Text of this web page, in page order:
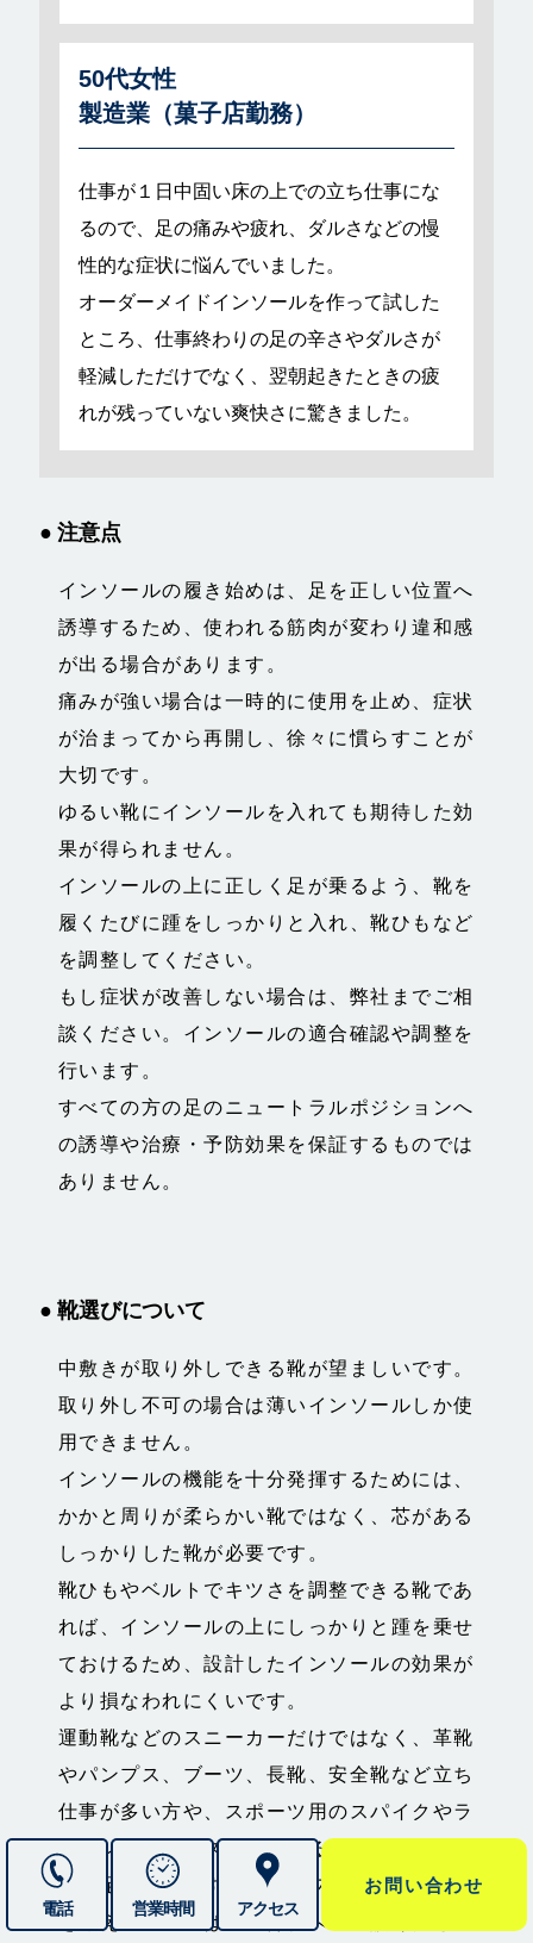
50代女性
製造業（菓子店勤務）
仕事が１日中固い床の上での立ち仕事にな
るので、足の痛みや疲れ、ダルさなどの慢
性的な症状に悩んでいました。
オーダーメイドインソールを作って試した
ところ、仕事終わりの足の辛さやダルさが
軽減しただけでなく、翌朝起きたときの疲
れが残っていない爽快さに驚きました。
● 注意点
インソールの履き始めは、足を正しい位置へ
誘導するため、使われる筋肉が変わり違和感
が出る場合があります。
痛みが強い場合は一時的に使用を止め、症状
が治まってから再開し、徐々に慣らすことが
大切です。
ゆるい靴にインソールを入れても期待した効
果が得られません。
インソールの上に正しく足が乗るよう、靴を
履くたびに踵をしっかりと入れ、靴ひもなど
を調整してください。
もし症状が改善しない場合は、弊社までご相
談ください。インソールの適合確認や調整を
行います。
すべての方の足のニュートラルポジションへ
の誘導や治療・予防効果を保証するものでは
ありません。
● 靴選びについて
中敷きが取り外しできる靴が望ましいです。
取り外し不可の場合は薄いインソールしか使
用できません。
インソールの機能を十分発揮するためには、
かかと周りが柔らかい靴ではなく、芯がある
しっかりした靴が必要です。
靴ひもやベルトでキツさを調整できる靴であ
れば、インソールの上にしっかりと踵を乗せ
ておけるため、設計したインソールの効果が
より損なわれにくいです。
運動靴などのスニーカーだけではなく、革靴
やパンプス、ブーツ、⻑靴、安全靴など立ち
仕事が多い方や、スポーツ用のスパイクやラ
ンニングシューズにも入れることができま
す。足が疲れやすい方やパフォーマンス向上
を考えている方は一度弊社へご相談くださ
電話 営業時間 アクセス
お問い合わせ